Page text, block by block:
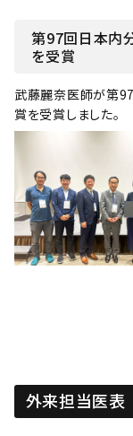
第97回日本内
を受賞
武藤麗奈医師が第
賞を受賞しました。
外来担当医表